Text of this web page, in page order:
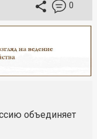
0
объединяет